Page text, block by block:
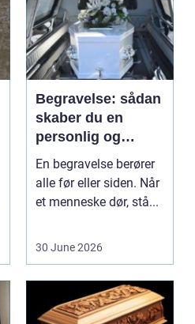
Begravelse: sådan
skaber du en
personlig og
respektfuld afsked
En begravelse berører
alle før eller siden. Når
et menneske dør, stå...
30 June 2026